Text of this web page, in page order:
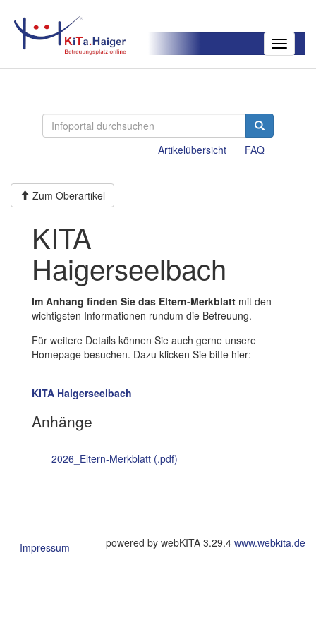
Toggle
FAQ
Artikelübersicht
Zum Oberartikel
KITA
Haigerseelbach
Im Anhang finden Sie das Eltern-Merkblatt mit den
wichtigsten Informationen rundum die Betreuung.
Für weitere Details können Sie auch gerne unsere
Homepage besuchen. Dazu klicken Sie bitte hier:
KITA Haigerseelbach
Anhänge
2026_Eltern-Merkblatt (.pdf)
Impressum powered by webKITA 3.29.4 www.webkita.de